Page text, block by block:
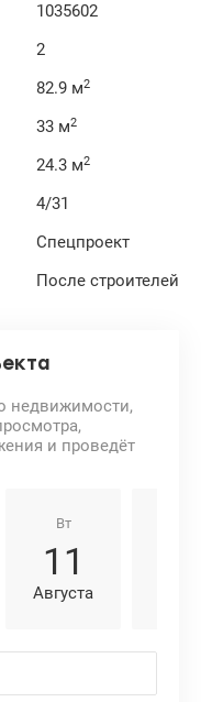
1035602
2
82.9 м2
33 м2
24.3 м2
4/31
Спецпроект
После строителей
недвижимости,
и проведёт
Вт
11
Августа